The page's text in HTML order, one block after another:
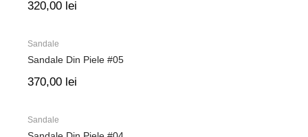
320,00 lei
Sandale
Sandale Din Piele #05
370,00 lei
Sandale